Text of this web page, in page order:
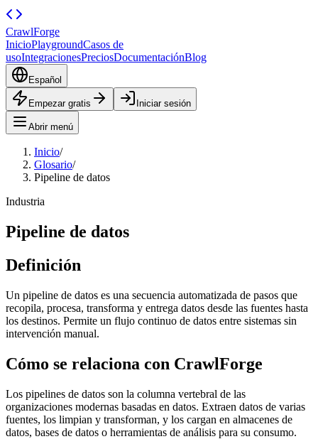
CrawlForge
InicioPlaygroundCasos de
usoIntegracionesPreciosDocumentaciónBlog
Español
Empezar gratis Iniciar sesión
Abrir menú
Inicio/
Glosario/
Pipeline de datos
Industria
Pipeline de datos
Definición
Un pipeline de datos es una secuencia automatizada de pasos que
recopila, procesa, transforma y entrega datos desde las fuentes hasta
los destinos. Permite un flujo continuo de datos entre sistemas sin
intervención manual.
Cómo se relaciona con CrawlForge
Los pipelines de datos son la columna vertebral de las
organizaciones modernas basadas en datos. Extraen datos de varias
fuentes, los limpian y transforman, y los cargan en almacenes de
datos, bases de datos o herramientas de análisis para su consumo.